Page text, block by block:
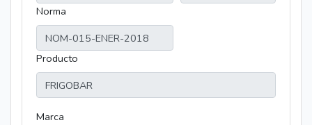
Norma
Producto
Marca